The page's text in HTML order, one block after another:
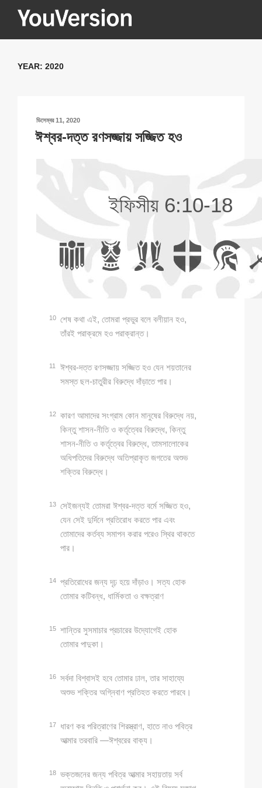
YOUVERSION
YEAR: 2020
POSTED
ON
ডিসেম্বর 11, 2020
ঈশ্বর-দত্ত রণসজ্জায় সজ্জিত হও
ইফিসীয় 6:10-18
10 শেষ কথা এই, তোমরা প্রভুর বলে বলীয়ান হও,
তাঁরই পরাক্রমে হও পরাক্রান্ত।
11
ঈশ্বর-দত্ত রণসজ্জায় সজ্জিত হও যেন শয়তানের
সমস্ত ছল-চাতুরীর বিরুদ্ধে দাঁড়াতে পার।
12 কারণ আমাদের সংগ্রাম কোন মানুষের বিরুদ্ধে নয়,
কিন্তু শাসন-নীতি ও কর্তৃত্বের বিরুদ্ধে, কিন্তু
শাসন-নীতি ও কর্তৃত্বের বিরুদ্ধে, তামসালোকের
অধিপতিদের বিরুদ্ধে অতিপ্রাকৃত জগতের অশুভ
শক্তির বিরুদ্ধে।
13 সেইজন্যই তোমরা ঈশ্বর-দত্ত বর্মে সজ্জিত হও,
যেন সেই দুর্দিনে প্রতিরোধ করতে পার এবং
তোমাদের কর্তব্য সমাপন করার পরেও স্থির থাকতে
পার।
14 প্রতিরোধের জন্য দৃঢ় হয়ে দাঁড়াও। সত্য হোক
তোমার কটিবন্ধ, ধার্মিকতা ও বক্ষত্রাণ
15 শান্তির সুসমাচার প্রচারের উদ্যোগেই হোক
তোমার পাদুকা।
16 সর্বদা বিশ্বাসই হবে তোমার ঢাল, তার সাহায্যে
অশুভ শক্তির অগ্নিবাণ প্রতিহত করতে পারবে।
17
ধারণ কর পরিত্রাণের শিরস্ত্রাণ, হাতে নাও পবিত্র
আত্মার তরবারি —ঈশ্বরের বাক্য।
18 ভক্তজনের জন্য পবিত্র আত্মার সহায়তায় সর্ব